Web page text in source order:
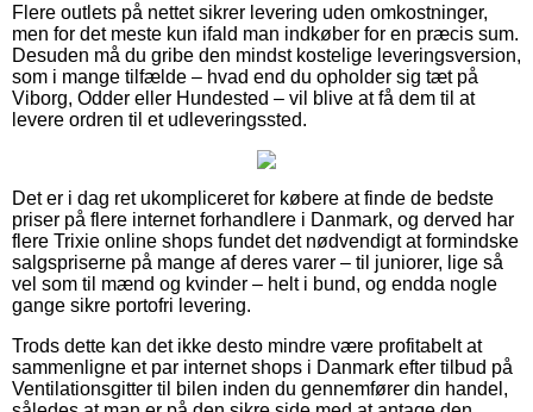
Flere outlets på nettet sikrer levering uden omkostninger,
men for det meste kun ifald man indkøber for en præcis sum.
Desuden må du gribe den mindst kostelige leveringsversion,
som i mange tilfælde – hvad end du opholder sig tæt på
Viborg, Odder eller Hundested – vil blive at få dem til at
levere ordren til et udleveringssted.
Det er i dag ret ukompliceret for købere at finde de bedste
priser på flere internet forhandlere i Danmark, og derved har
flere Trixie online shops fundet det nødvendigt at formindske
salgspriserne på mange af deres varer – til juniorer, lige så
vel som til mænd og kvinder – helt i bund, og endda nogle
gange sikre portofri levering.
Trods dette kan det ikke desto mindre være profitabelt at
sammenligne et par internet shops i Danmark efter tilbud på
Ventilationsgitter til bilen inden du gennemfører din handel,